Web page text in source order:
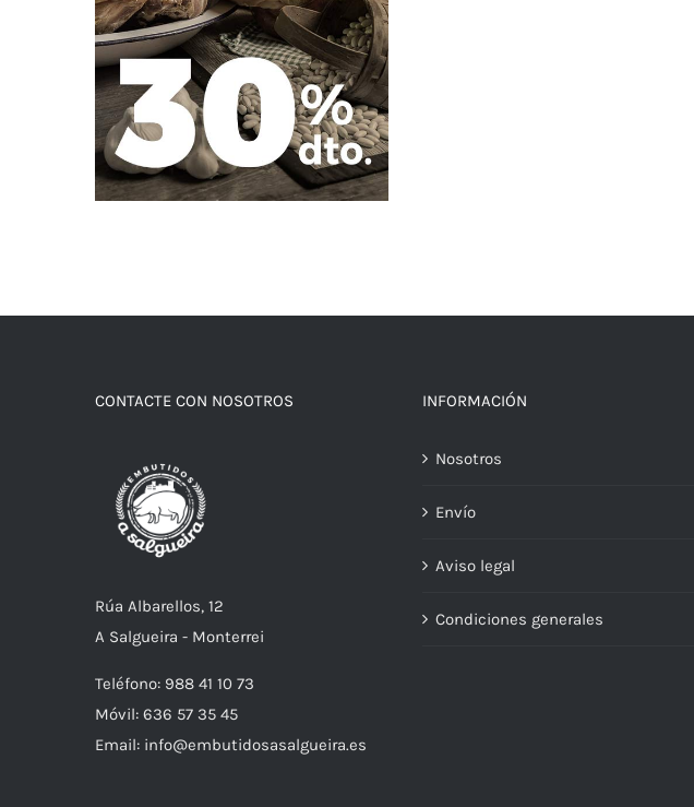
CONTACTE CON NOSOTROS
Rúa Albarellos, 12
A Salgueira - Monterrei
Teléfono: 988 41 10 73
Móvil: 636 57 35 45
Email: info@embutidosasalgueira.es
INFORMACIÓN
Nosotros
Envío
Aviso legal
Condiciones generales